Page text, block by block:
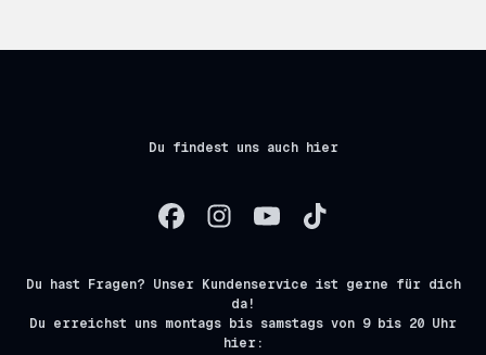
Du findest uns auch hier
Du hast Fragen? Unser Kundenservice ist gerne für dich
da!
Du erreichst uns montags bis samstags von 9 bis 20 Uhr
hier: